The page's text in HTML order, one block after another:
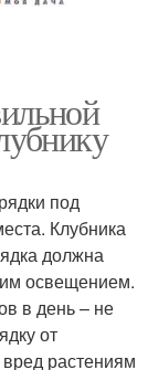
под
Клубника
должна
освещением.
в день – не
от
растениям